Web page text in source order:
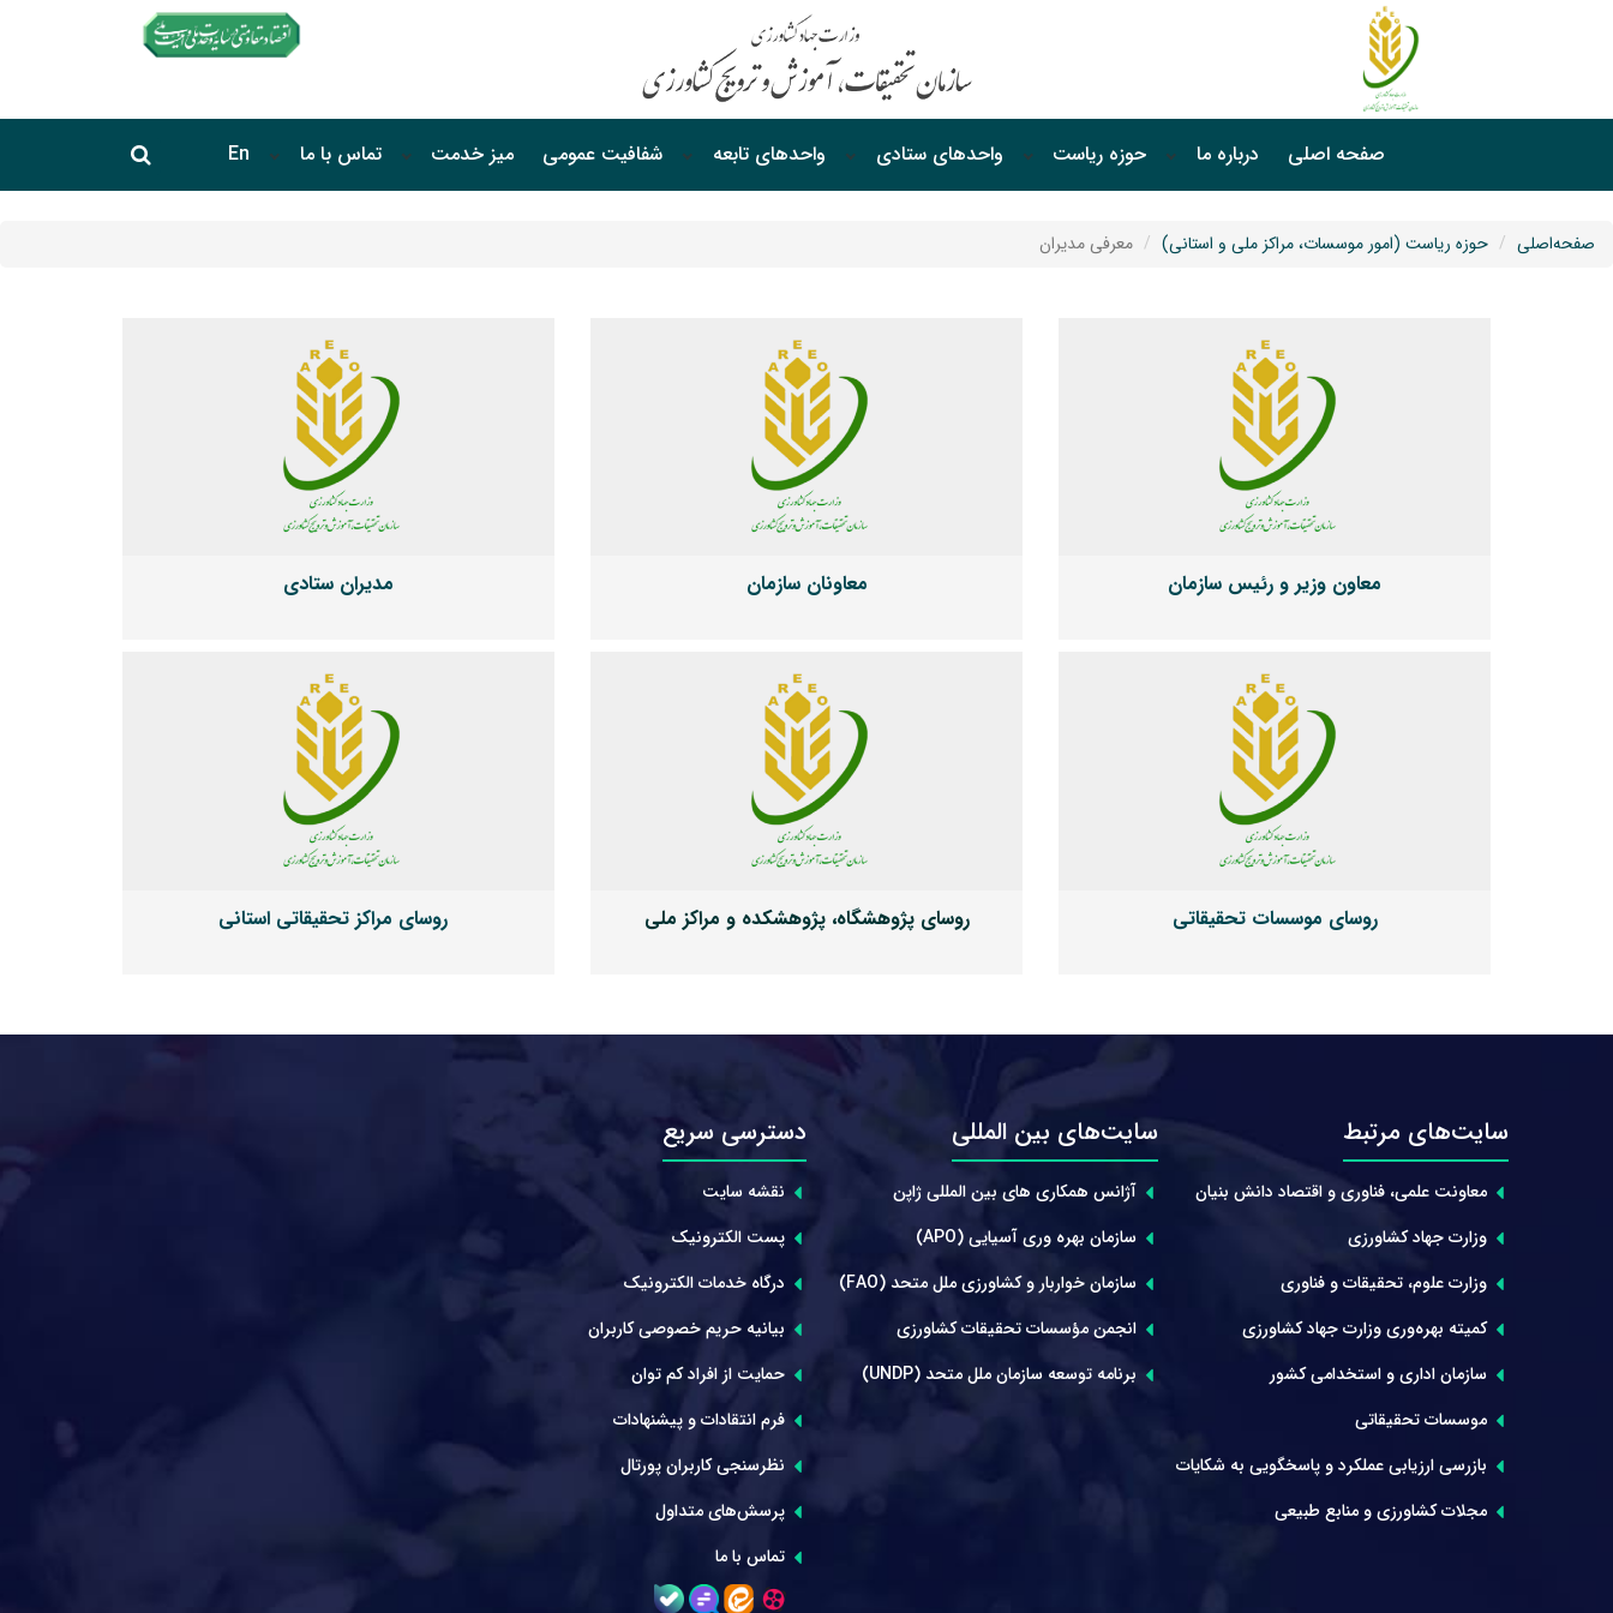
صفحه اصلی درباره ما حوزه ریاست واحدهای ستادی واحدهای‌ تابعه شفافیت‌ عمومی میز خدمت تماس با ما En جستجو
صفحه‌اصلی حوزه ریاست (امور موسسات، مراکز ملی و استانی) معرفی مدیران
معاون وزیر و رئیس سازمان معاونان سازمان مدیران ستادی
روسای موسسات تحقیقاتی روسای پژوهشگاه، پژوهشکده و مراکز ملی روسای مراکز تحقیقاتی استانی
سایت‌های مرتبط
معاونت علمی، فناوری و اقتصاد دانش بنیان
وزارت جهاد کشاورزی
وزارت علوم، تحقیقات و فناوری
کمیته بهره‌وری وزارت جهاد کشاورزی
سازمان اداری و استخدامی کشور
موسسات تحقیقاتی
بازرسی ارزیابی عملکرد و پاسخگویی به شکایات
مجلات کشاورزی و منابع طبیعی
سایت‌های بین المللی
آژانس همکاری های بین المللی ژاپن
سازمان بهره وری آسیایی (APO)
سازمان خواربار و کشاورزی ملل متحد (FAO)
انجمن مؤسسات تحقیقات کشاورزی
برنامه توسعه سازمان ملل متحد (UNDP)
دسترسی سریع
نقشه سایت
پست الکترونیک
درگاه خدمات الکترونیک
بیانیه حریم خصوصی کاربران
حمایت از افراد کم توان
فرم انتقادات و پیشنهادات
نظرسنجی کاربران پورتال
پرسش‌های متداول
تماس با ما